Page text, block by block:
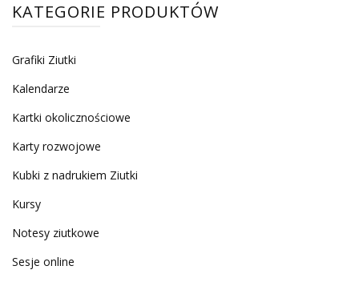
KATEGORIE PRODUKTÓW
Grafiki Ziutki
Kalendarze
Kartki okolicznościowe
Karty rozwojowe
Kubki z nadrukiem Ziutki
Kursy
Notesy ziutkowe
Sesje online